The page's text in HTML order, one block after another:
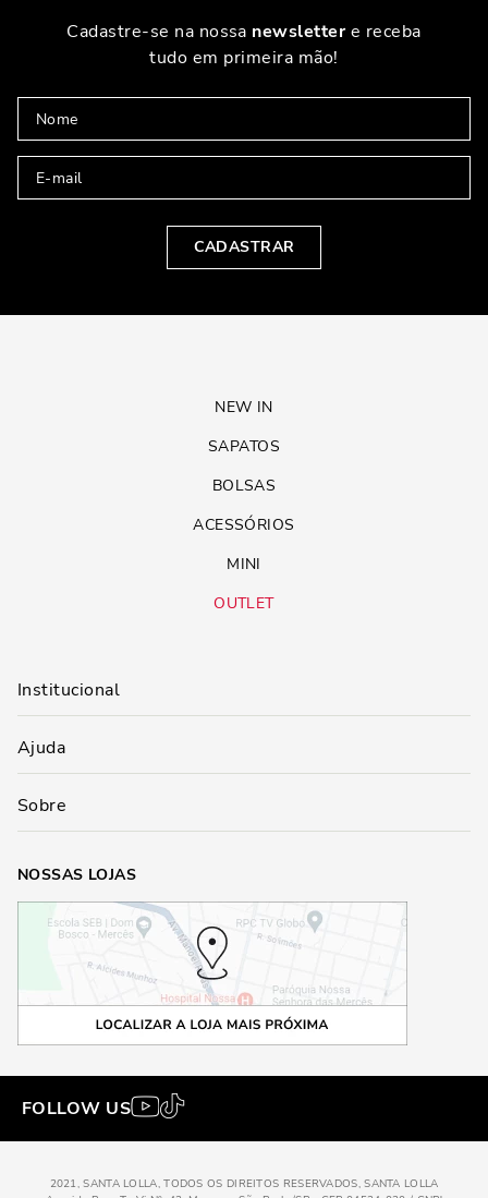
Cadastre-se na nossa newslettere receba
tudo em primeira mão!
CADASTRAR
NEW IN
SAPATOS
BOLSAS
ACESSÓRIOS
MINI
OUTLET
Institucional
Ajuda
Sobre
NOSSAS LOJAS
FOLLOW US
2021, SANTA LOLLA, TODOS OS DIREITOS RESERVADOS, SANTA LOLLA